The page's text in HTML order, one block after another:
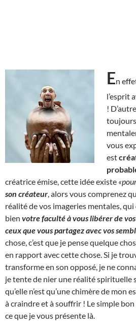
En
l’esprit
!
vous
est
créatrice émise, cette idée existe
son créateur , alors vous comprenez
réalité de vos imageries mentales,
bien votre faculté à vous libérer de
ceux que vous partagez avec vos
chose, c’est que je pense quelque
en rapport avec cette chose. Si je
transforme en son opposé, je ne
je tente de nier une réalité spirituelle
qu’elle n’est qu’une chimère de mon
à craindre et à souffrir ! Le simple
ce que je vous présente là.